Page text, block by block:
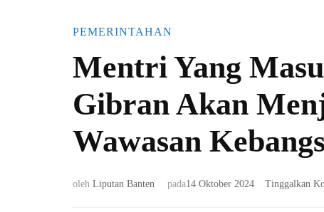
PEMERINTAHAN
Mentri Yang
Gibran Akan
Wawasan
oleh Liputan Banten pada14 Oktober 2024 Tinggalkan